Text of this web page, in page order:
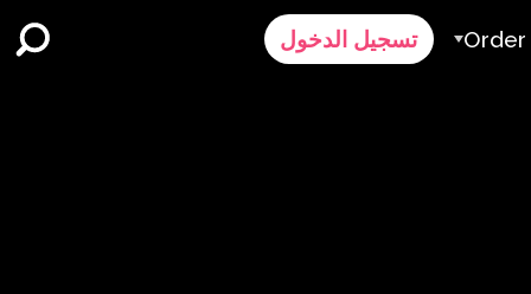
Order تسجيل الدخول